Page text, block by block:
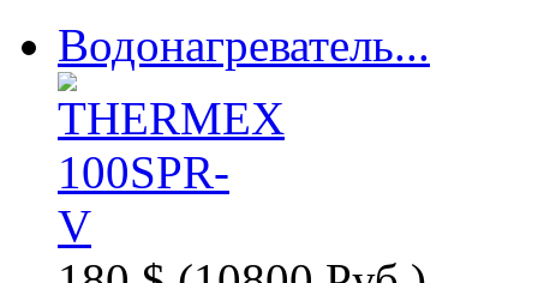
Водонагреватель...